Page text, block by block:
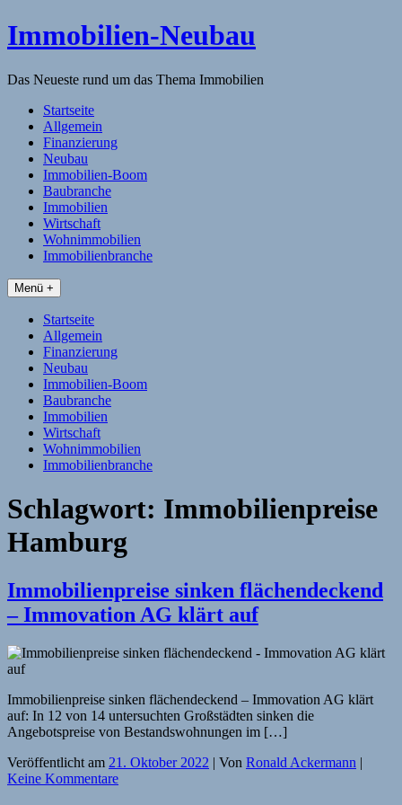
Skip
to
Immobilien-Neubau
Das Neueste rund um das Thema Immobilien
Startseite
Allgemein
Finanzierung
Neubau
Immobilien-Boom
Baubranche
Immobilien
Wirtschaft
Wohnimmobilien
Immobilienbranche
Menü +
Startseite
Allgemein
Finanzierung
Neubau
Immobilien-Boom
Baubranche
Immobilien
Wirtschaft
Wohnimmobilien
Immobilienbranche
Schlagwort: Immobilienpreise
Hamburg
Immobilienpreise sinken flächendeckend
– Immovation AG klärt auf
Immobilienpreise sinken flächendeckend – Immovation AG klärt
auf: In 12 von 14 untersuchten Großstädten sinken die
Angebotspreise von Bestandswohnungen im […]
Veröffentlicht am 21. Oktober 2022 | Von Ronald Ackermann |
Keine Kommentare